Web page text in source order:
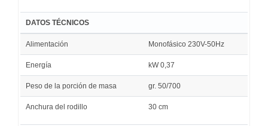
DATOS TÉCNICOS
Alimentación Monofásico 230V-50Hz
Energía kW 0,37
Peso de la porción de masa gr. 50/700
Anchura del rodillo 30 cm